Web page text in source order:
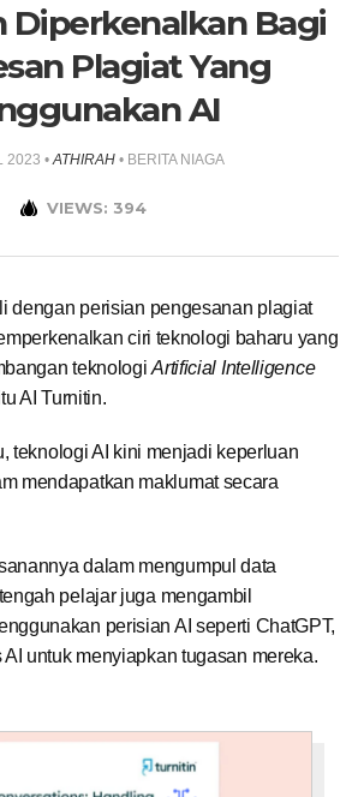
Diperkenalkan Bagi
Plagiat Yang
AI
2023 • ATHIRAH• BERITA NIAGA
VIEWS: 394
dengan perisian pengesanan plagiat
ciri teknologi baharu yang
teknologiArtificial Intelligence
AI Turnitin.
teknologi AI kini menjadi keperluan
mendapatkan maklumat secara
dalam mengumpul data
pelajar juga mengambil
perisian AI seperti ChatGPT,
untuk menyiapkan tugasan mereka.